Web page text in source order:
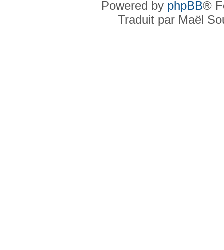
Powered by phpBB®
Traduit par Maël